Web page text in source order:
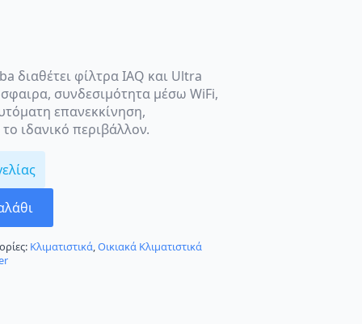
διαθέτει φίλτρα IAQ και Ultra
συνδεσιμότητα μέσω WiFi,
επανεκκίνηση,
ιδανικό περιβάλλον.
Κλιματιστικά,Οικιακά Κλιματιστικά